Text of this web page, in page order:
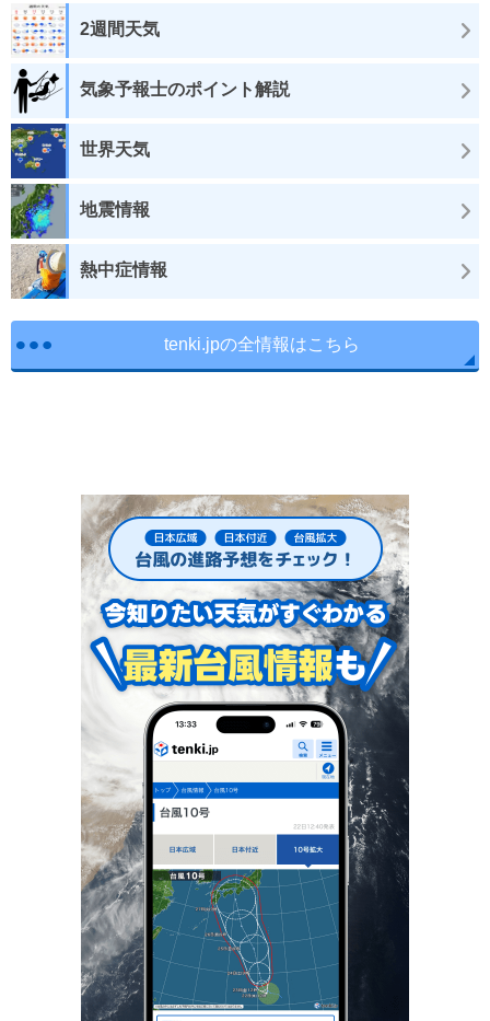
2週間天気
気象予報士のポイント解説
世界天気
地震情報
熱中症情報
tenki.jpの全情報はこちら